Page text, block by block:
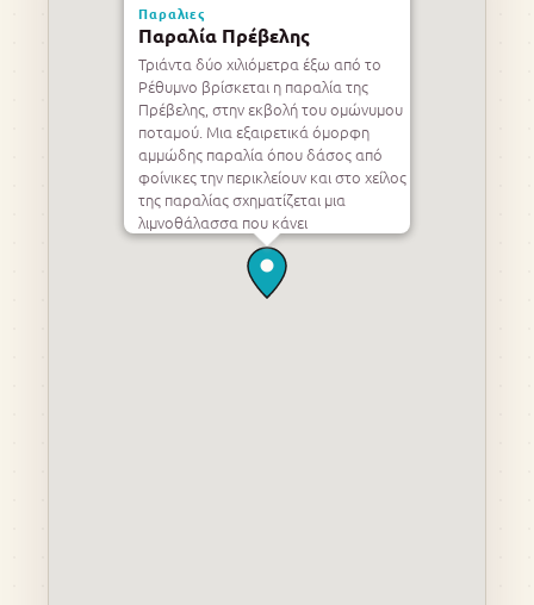
Παραλιες
Παραλία Πρέβελης
Τριάντα δύο χιλιόμετρα έξω από το
Ρέθυμνο βρίσκεται η παραλία της
Πρέβελης, στην εκβολή του ομώνυμου
ποταμού. Μια εξαιρετικά όμορφη
αμμώδης παραλία όπου δάσος από
φοίνικες την περικλείουν και στο χείλος
της παραλίας σχηματίζεται μια
λιμνοθάλασσα που κάνει